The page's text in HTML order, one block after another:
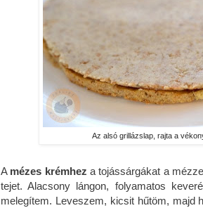
Az alsó grillázslap, rajta a
A mézes krémhez a tojássárgákat a
tejet. Alacsony lángon, folyamatos
melegítem. Leveszem, kicsit hűtöm, majd